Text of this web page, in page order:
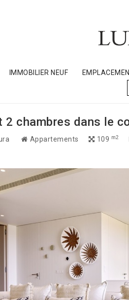
IMMOBILIER NEUF
2 chambres dans le
Appartements 109 m2